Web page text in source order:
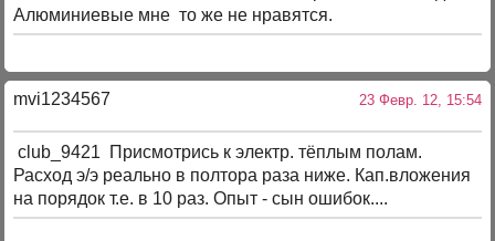
Алюминиевые мне то же не нравятся.
mvi1234567 23 Февр. 12, 15:54
club_9421 Присмотрись к электр. тёплым полам.
Расход э/э реально в полтора раза ниже. Кап.вложения
на порядок т.е. в 10 раз. Опыт - сын ошибок....